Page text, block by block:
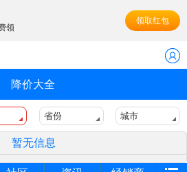
领
领取红包
降价大全
省份 城市
暂无信息